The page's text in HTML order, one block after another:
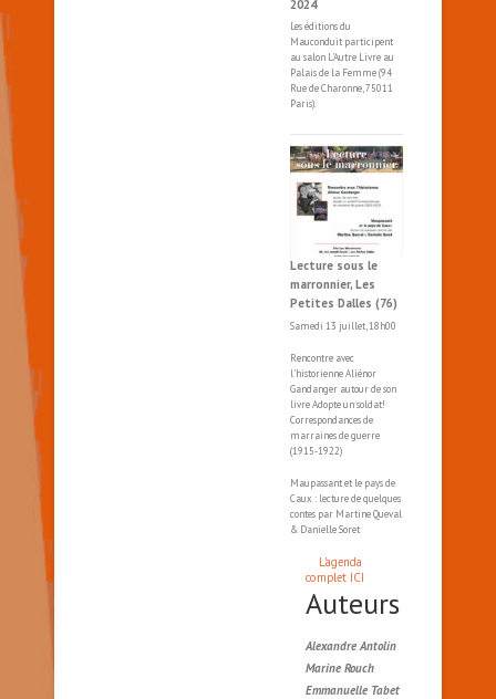
2024
Les éditions du
Mauconduit participent
au salon L'Autre Livre au
Palais de la Femme (94
Rue de Charonne, 75011
Paris).
Lecture sous le
marronnier, Les
Petites Dalles (76)
Samedi 13 juillet, 18h00
Rencontre avec
l'historienne Aliénor
Gandanger autour de son
livre Adopte un soldat!
Correspondances de
marraines de guerre
(1915-1922)
Maupassant et le pays de
Caux : lecture de quelques
contes par Martine Queval
& Danielle Soret
L'agenda
complet ICI
Auteurs
Alexandre Antolin
Marine Rouch
Emmanuelle Tabet